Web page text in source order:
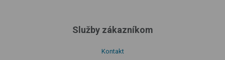
Služby zákazníkom
Kontakt